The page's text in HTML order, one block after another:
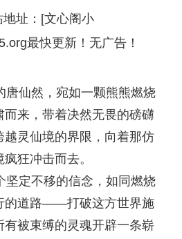
址：[文心阁小
最快更新！无广告！
仙然，宛如一颗熊熊燃烧
而来，带着决然无畏的磅礴
灵仙境的界限，向着那仿
狂冲击而去。
定不移的信念，如同燃烧
的道路——打破这方世界施
有被束缚的灵魂开辟一条崭